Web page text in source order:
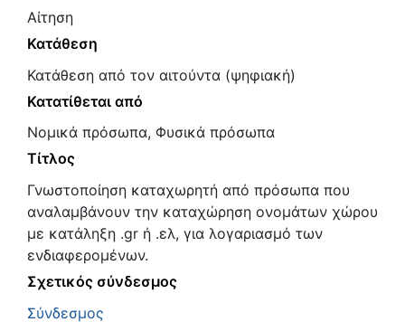
Αίτηση
Κατάθεση
Κατάθεση από τον αιτούντα (ψηφιακή)
Κατατίθεται από
Νομικά πρόσωπα, Φυσικά πρόσωπα
Τίτλος
Γνωστοποίηση καταχωρητή από πρόσωπα που
αναλαμβάνουν την καταχώρηση ονομάτων χώρου
με κατάληξη .gr ή .ελ, για λογαριασμό των
ενδιαφερομένων.
Σχετικός σύνδεσμος
Σύνδεσμος